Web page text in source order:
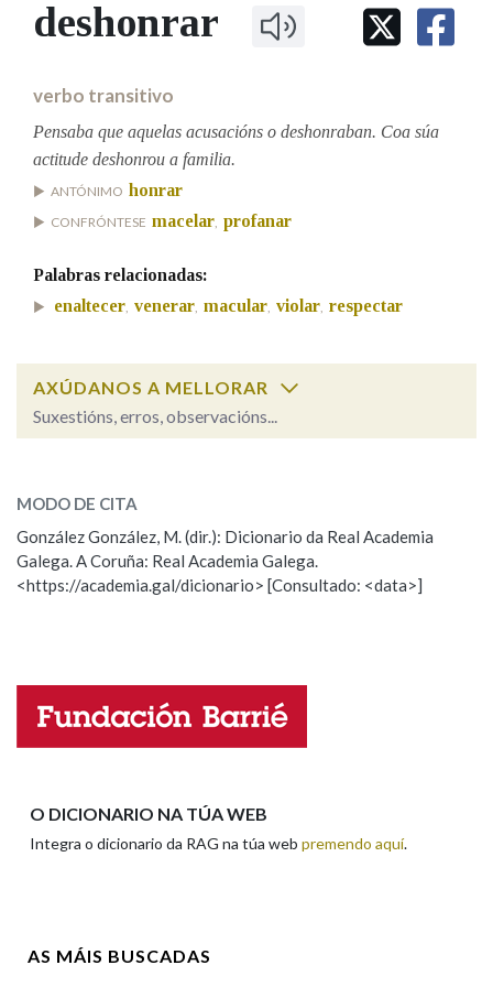
IDENTIDADE CORPORATIVA
MARCIAL DEL ADALID
FIGURAS HOMENAXEADAS
PRIMAVERA DAS LETRAS
PORTAL DAS PALABRAS
Facebook
TwitterYoutubeInstagram
Bluesky
BUSCAR NOS LEMAS
Remata por
Nas definicións
Na fraseoloxía
deshonrar
verbo transitivo
Pensaba que aquelas acusacións o deshonraban. Coa súa
actitude deshonrou a familia.
ANTÓNIMO honrar
CONFRÓNTESE macelar, profanar
Palabras relacionadas:
enaltecer, venerar, macular, violar, respectar
AXÚDANOS A MELLORAR
Suxestións, erros, observacións...
ESCOLLE UNHA OPCIÓN:
Observación Hai un erro na palabra
Propoño mellorar a definición
Nome
MODO DE CITA
González González, M. (dir.): Dicionario da Real Academia
Galega. A Coruña: Real Academia Galega.
<https://academia.gal/dicionario> [Consultado: <data>]
O DICIONARIO NA TÚA WEB
Integra o dicionario da RAG na túa web premendo aquí.
AS MÁIS BUSCADAS